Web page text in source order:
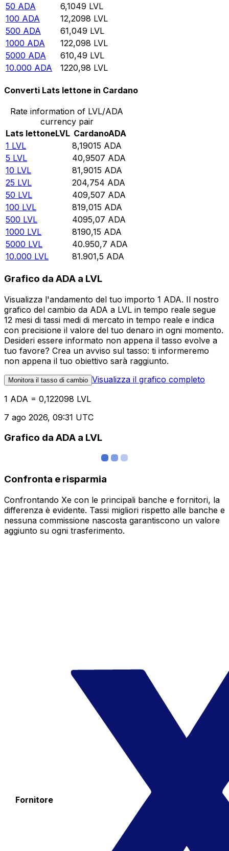
50 ADA 6,1049 LVL
100 ADA 12,2098 LVL
500 ADA 61,049 LVL
1000 ADA 122,098 LVL
5000 ADA 610,49 LVL
10.000 ADA 1220,98 LVL
Converti Lats lettone in Cardano
Rate information of LVL/ADA
currency pair
Lats lettoneLVL CardanoADA
1 LVL 8,19015 ADA
5 LVL 40,9507 ADA
10 LVL 81,9015 ADA
25 LVL 204,754 ADA
50 LVL 409,507 ADA
100 LVL 819,015 ADA
500 LVL 4095,07 ADA
1000 LVL 8190,15 ADA
5000 LVL 40.950,7 ADA
10.000 LVL 81.901,5 ADA
Grafico da ADA a LVL
Visualizza l'andamento del tuo importo 1 ADA. Il nostro
grafico del cambio da ADA a LVL in tempo reale segue
12 mesi di tassi medi di mercato in tempo reale e indica
con precisione il valore del tuo denaro in ogni momento.
Desideri essere informato non appena il tasso evolve a
tuo favore? Crea un avviso sul tasso: ti informeremo
non appena il tuo obiettivo sarà raggiunto.
Monitora il tasso di cambio Visualizza il grafico completo
1 ADA = 0,122098 LVL
7 ago 2026, 09:31 UTC
Grafico da ADA a LVL
Confronta e risparmia
Confrontando Xe con le principali banche e fornitori, la
differenza è evidente. Tassi migliori rispetto alle banche e
nessuna commissione nascosta garantiscono un valore
aggiunto su ogni trasferimento.
Fornitore